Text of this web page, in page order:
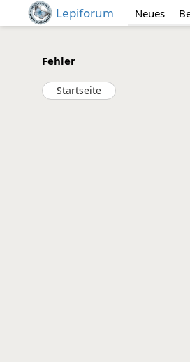
Lepiforum Neues
Fehler
Startseite